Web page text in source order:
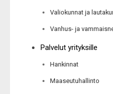
Valiokunnat ja
Vanhus- ja
Palvelut yrityksille
Hankinnat
Maaseutuhallinto